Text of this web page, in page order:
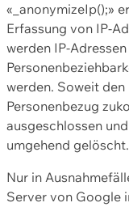
«_anonymizeIp();»
Erfassung von IP-
werden IP-
werden. Soweit
Personenbezug
ausgeschlossen
umgehend gelöscht.
Nur in
Server von Google